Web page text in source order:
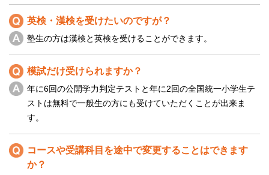
英検・漢検を受けたいのですが？
塾生の方は漢検と英検を受けることができます。
模試だけ受けられますか？
年に6回の公開学力判定テストと年に2回の全国統一小学生テ
ストは無料で一般生の方にも受けていただくことが出来ま
す。
コースや受講科目を途中で変更することはできます
か？